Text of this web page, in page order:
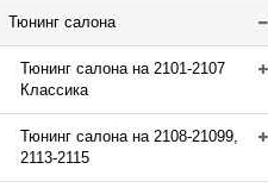
Тюнинг салона
Тюнинг салона на 2101-2107
Классика
Тюнинг салона на 2108-21099,
2113-2115